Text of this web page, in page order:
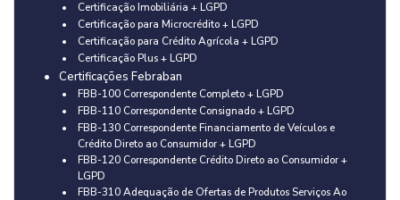
Certificação Imobiliária + LGPD
Certificação para Microcrédito + LGPD
Certificação para Crédito Agrícola + LGPD
Certificação Plus + LGPD
Certificações Febraban
FBB-100 Correspondente Completo + LGPD
FBB-110 Correspondente Consignado + LGPD
FBB-130 Correspondente Financiamento de Veículos e
Crédito Direto ao Consumidor + LGPD
FBB-120 Correspondente Crédito Direto ao Consumidor +
LGPD
FBB-310 Adequação de Ofertas de Produtos Serviços Ao